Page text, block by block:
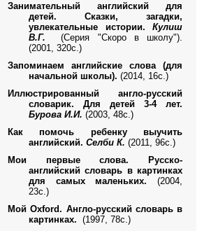
Занимательный английский для
детей. Сказки, загадки,
увлекательные истории.
Кулиш
В.Г.
(Серия "Скоро в школу").
(2001, 320с.)
Запоминаем английские слова (для
начальной школы). (2014, 16с.)
Иллюстрированный англо-русский
словарик. Для детей 3-4 лет.
Бурова И.И. (2003, 48с.)
Как помочь ребенку выучить
английский. Селби К. (2011, 96с.)
Мои первые слова. Русско-
английский словарь в картинках
для самых маленьких. (2004,
23с.)
МойOxford. Англо-русский словарь в
картинках. (1997, 78с.)